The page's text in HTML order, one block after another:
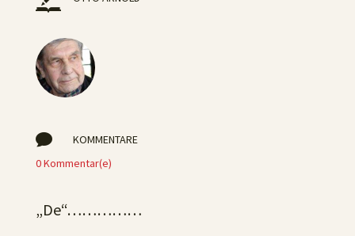

KOMMENTARE
0 Kommentar(e)
„De“……………